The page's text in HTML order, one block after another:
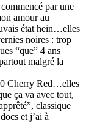
par une
amour au
état hein…elles
noires : trop
“que” 4 ans
malgré la
Cherry Red…elles
ça va avec tout,
classique
et j’ai à